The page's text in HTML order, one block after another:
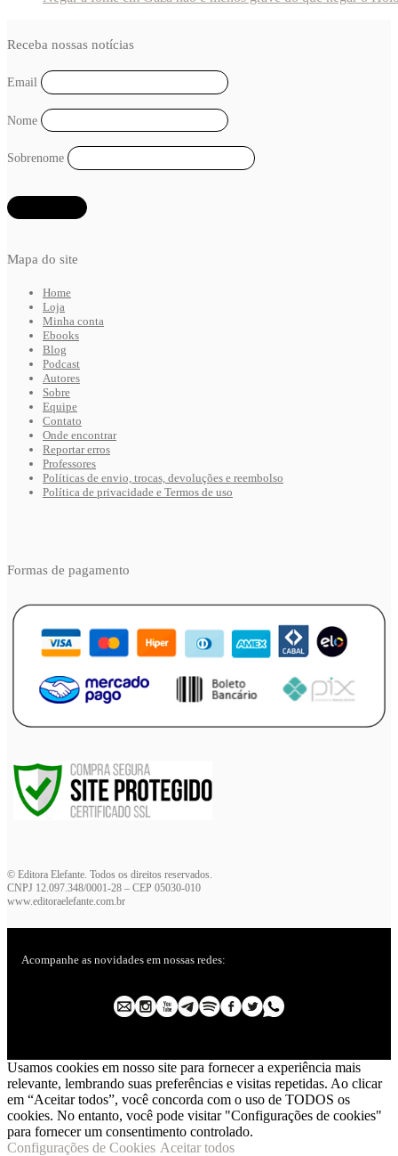
Mapa do site
Home
Loja
Minha conta
Ebooks
Blog
Podcast
Autores
Sobre
Equipe
Contato
Onde encontrar
Reportar erros
Professores
Políticas de envio, trocas, devoluções e reembolso
Política de privacidade e Termos de uso
Receba nossas notícias
Email
Nome
Sobrenome
Formas de pagamento
© Editora Elefante. Todos os direitos reservados.
CNPJ 12.097.348/0001-28 – CEP 05030-010
www.editoraelefante.com.br
Acompanhe as novidades em nossas redes:
Usamos cookies em nosso site para fornecer a experiência mais
relevante, lembrando suas preferências e visitas repetidas. Ao clicar
em “Aceitar todos”, você concorda com o uso de TODOS os
cookies. No entanto, você pode visitar "Configurações de cookies"
para fornecer um consentimento controlado.
Configurações de Cookies Aceitar todos